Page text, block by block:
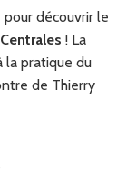
découvrir le
! La
pratique du
de Thierry